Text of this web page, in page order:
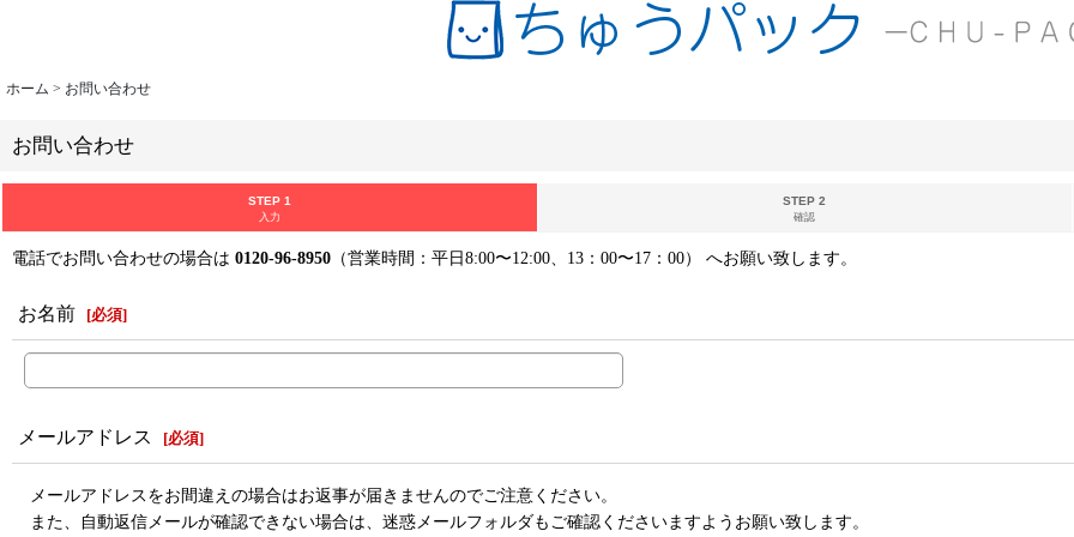
ホーム > お問い合わせ
お問い合わせ
STEP 1
入力
STEP 2
確認
電話でお問い合わせの場合は 0120-96-8950 （営業時間：平日8:00〜12:00、13：00〜17：00） へお願い致します。
お名前 [必須]
メールアドレス [必須]
メールアドレスをお間違えの場合はお返事が届きませんのでご注意ください。
また、自動返信メールが確認できない場合は、迷惑メールフォルダもご確認くださいますようお願い致します。